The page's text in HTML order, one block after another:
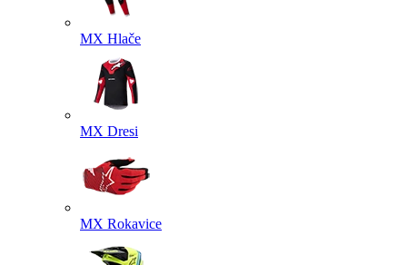
MX Hlače
MX Dresi
MX Rokavice